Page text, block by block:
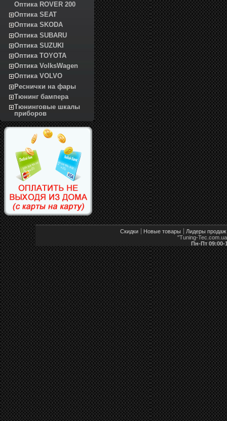
Оптика ROVER 200
Оптика SEAT
Оптика SKODA
Оптика SUBARU
Оптика SUZUKI
Оптика TOYOTA
Оптика VolksWagen
Оптика VOLVO
Реснички на фары
Тюнинг бампера
Тюнинговые шкалы
приборов
Скидки Новые товары
Лидеры продаж
"Tuning-
Пн-Пт 09:00-